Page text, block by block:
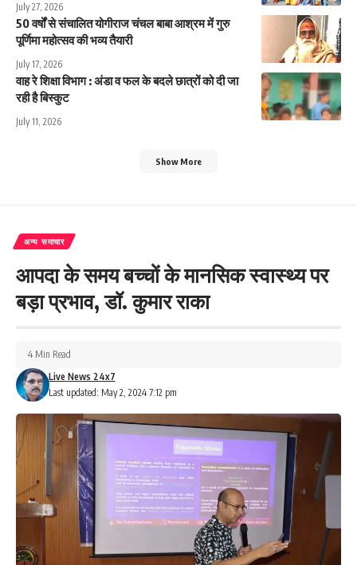
July 27, 2026
50 वर्षों से संचालित योगीराज चंचल बाबा आश्रम में गुरु
पूर्णिमा महोत्सव की भव्य तैयारी
July 17, 2026
वाह रे शिक्षा विभाग : अंडा व फल के बदले छात्रों को दी जा
रही है बिस्कुट
July 11, 2026
Show More
अन्य समाचार
आपदा के समय बच्चों के मानसिक स्वास्थ्य पर
बड़ा प्रभाव, डॉ. कुमार राका
Last updated: May 2, 2024 7:12 pm
Live News 24x7
4 Min Read